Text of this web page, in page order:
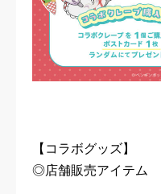
【コラボグッズ】
◎店舗販売アイテム